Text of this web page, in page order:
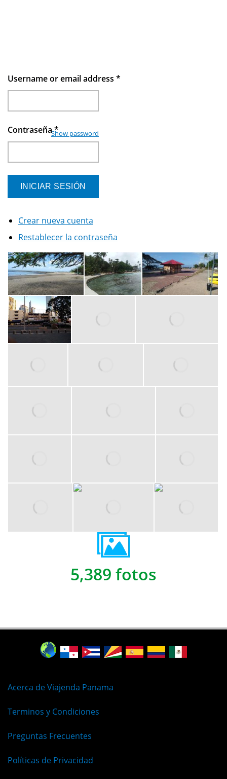
Username or email address *
Contraseña*
Show password
Crear nueva cuenta
Restablecer la contraseña
5,389 fotos
Acerca de Viajenda Panama
Terminos y Condiciones
Preguntas Frecuentes
Políticas de Privacidad